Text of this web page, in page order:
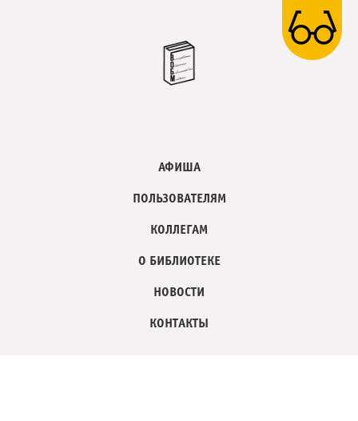
АФИША
ПОЛЬЗОВАТЕЛЯМ
КОЛЛЕГАМ
О БИБЛИОТЕКЕ
НОВОСТИ
КОНТАКТЫ